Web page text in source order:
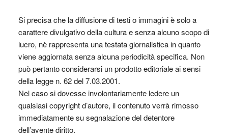
Si precisa che la diffusione di testi o immagini è solo a
carattere divulgativo della cultura e senza alcuno scopo di
lucro, nè rappresenta una testata giornalistica in quanto
viene aggiornata senza alcuna periodicità specifica. Non
può pertanto considerarsi un prodotto editoriale ai sensi
della legge n. 62 del 7.03.2001.
Nel caso si dovesse involontariamente ledere un
qualsiasi copyright d’autore, il contenuto verrà rimosso
immediatamente su segnalazione del detentore
dell’avente diritto.